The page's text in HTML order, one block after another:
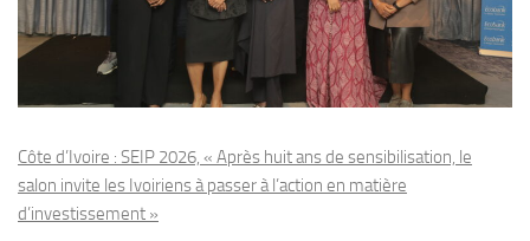
Côte d’Ivoire : SEIP 2026, « Après huit ans de sensibilisation, le
salon invite les Ivoiriens à passer à l’action en matière
d’investissement »